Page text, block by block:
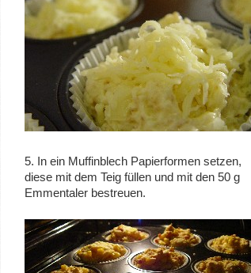
5. In ein Muffinblech Papierformen setzen,
diese mit dem Teig füllen und mit den 50 g
Emmentaler bestreuen.